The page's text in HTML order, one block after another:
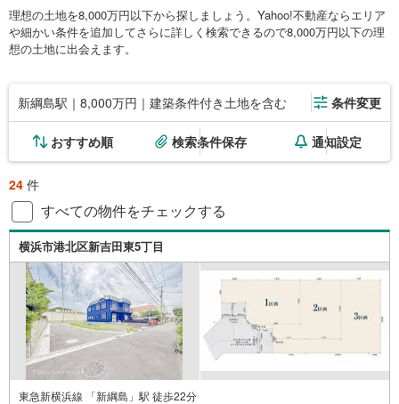
理想の土地を8,000万円以下から探しましょう。Yahoo!不動産ならエリア
や細かい条件を追加してさらに詳しく検索できるので8,000万円以下の理
想の土地に出会えます。
新綱島駅｜8,000万円｜建築条件付き土地を含む 条件変更
おすすめ順 検索条件保存 通知設定
24 件
すべての物件をチェックする
横浜市港北区新吉田東5丁目
東急新横浜線 「新綱島」駅 徒歩22分